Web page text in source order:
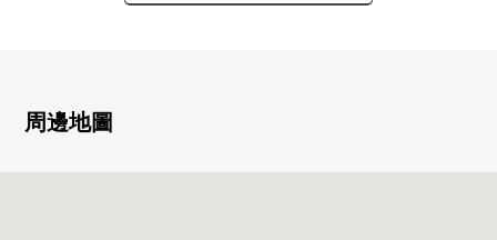
0淺灘河兒童公園步行7分鐘(約510m)
周邊地圖